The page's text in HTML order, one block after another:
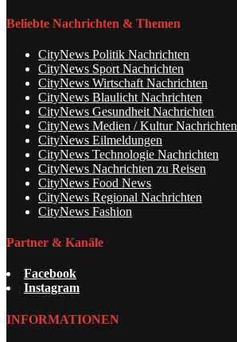
Beliebte Nachrichten & Themen
CityNews Politik Nachrichten
CityNews Sport Nachrichten
CityNews Wirtschaft Nachrichten
CityNews Blaulicht Nachrichten
CityNews Gesundheit Nachrichten
CityNews Medien / Kultur Nachrichten
CityNews Eilmeldungen
CityNews Technologie Nachrichten
CityNews Nachrichten zu Reisen
CityNews Food News
CityNews Regional Nachrichten
CityNews Fashion
Partner & Kanäle
Facebook
Instagram
INFORMATIONEN